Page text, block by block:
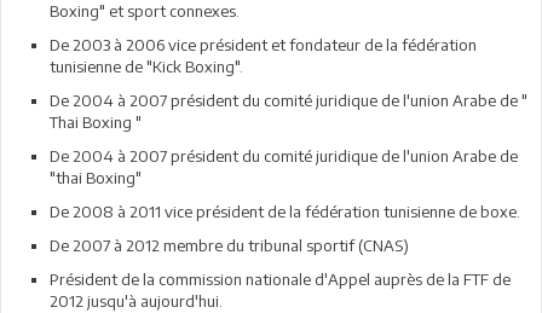
Boxing" et sport connexes.
De 2003 à 2006 vice président et fondateur de la fédération
tunisienne de "Kick Boxing".
De 2004 à 2007 président du comité juridique de l'union Arabe de "
Thai Boxing "
De 2004 à 2007 président du comité juridique de l'union Arabe de
"thai Boxing"
De 2008 à 2011 vice président de la fédération tunisienne de boxe.
De 2007 à 2012 membre du tribunal sportif (CNAS)
Président de la commission nationale d'Appel auprès de la FTF de
2012 jusqu'à aujourd'hui.